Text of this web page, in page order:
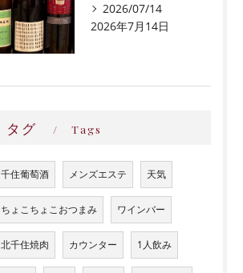
2026/07/14
2026年7月14日
タグ Tags
千住葡萄酒 メンズエステ 天気
ちょこちょこおつまみ ワインバー
北千住焼肉 カウンター 1人飲み